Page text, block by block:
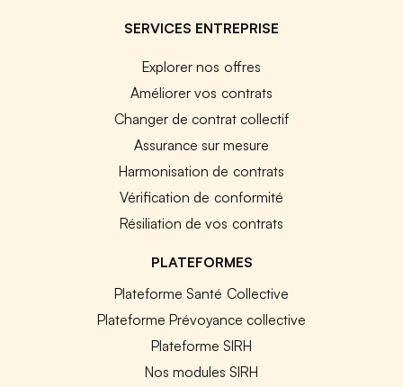
SERVICES ENTREPRISE
Explorer nos offres
Améliorer vos contrats
Changer de contrat collectif
Assurance sur mesure
Harmonisation de contrats
Vérification de conformité
Résiliation de vos contrats
PLATEFORMES
Plateforme Santé Collective
Plateforme Prévoyance collective
Plateforme SIRH
Nos modules SIRH